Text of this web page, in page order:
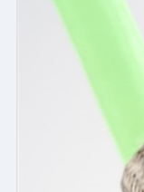
・小型(AWG24-32
・電気的仕様、温度
・ブレード、スパイ